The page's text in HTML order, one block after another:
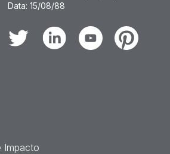
Data: 15/08/88
Twitter LinkedinYoutubePinterest
Impacto